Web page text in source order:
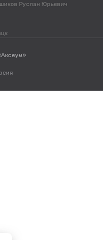
Руслан Юрьевич